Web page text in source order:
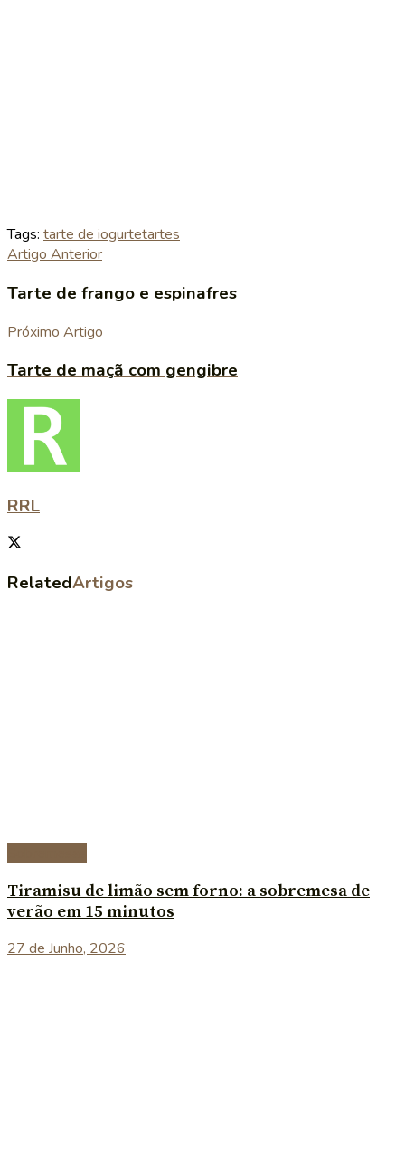
Tags: tarte de iogurtetartes
Artigo Anterior
Tarte de frango e espinafres
Próximo Artigo
Tarte de maçã com gengibre
RRL
RelatedArtigos
Tiramisu de limão sem forno: a sobremesa de
verão em 15 minutos
27 de Junho, 2026